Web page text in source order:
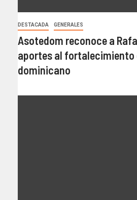
DESTACADA GENERALES
Asotedom reconoce a
aportes al
dominicano